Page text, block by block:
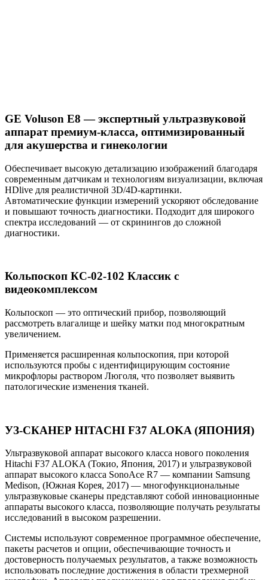
GE Voluson E8 — экспертный ультразвуковой
аппарат премиум-класса, оптимизированный
для акушерства и гинекологии
Обеспечивает высокую детализацию изображений благодаря
современным датчикам и технологиям визуализации, включая
HDlive для реалистичной 3D/4D-картинки.
Автоматические функции измерений ускоряют обследование
и повышают точность диагностики. Подходит для широкого
спектра исследований — от скринингов до сложной
диагностики.
Кольпоскоп КС-02-102 Классик с
видеокомплексом
Кольпоскоп — это оптический прибор, позволяющий
рассмотреть влагалище и шейку матки под многократным
увеличением.
Применяется расширенная кольпоскопия, при которой
используются пробы с идентифицирующим состояние
микрофлоры раствором Люголя, что позволяет выявить
патологические изменения тканей.
УЗ-СКАНЕР HITACHI F37 ALOKA (ЯПОНИЯ)
Ультразвуковой аппарат высокого класса нового поколения
Hitachi F37 ALOKA (Токио, Япония, 2017) и ультразвуковой
аппарат высокого класса SonoAce R7 — компании Samsung
Medison, (Южная Корея, 2017) — многофункциональные
ультразвуковые сканеры представляют собой инновационные
аппараты высокого класса, позволяющие получать результаты
исследований в высоком разрешении.
Системы используют современное программное обеспечение,
пакеты расчетов и опции, обеспечивающие точность и
достоверность получаемых результатов, а также возможность
использовать последние достижения в области трехмерной